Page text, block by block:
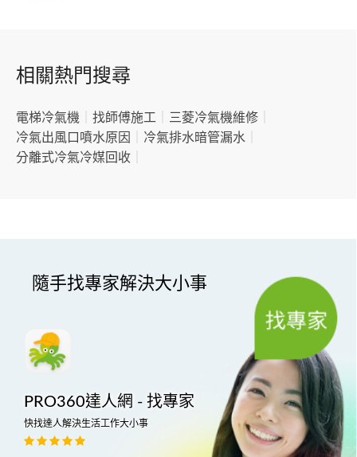
相關熱門搜尋
電梯冷氣機 找師傅施工 三菱冷氣機維修
冷氣出風口噴水原因
冷氣排水暗管漏水
分離式冷氣冷媒回收
隨手找專家解決大小事
PRO360達人網 - 找專家
快找達人解決生活工作大小事